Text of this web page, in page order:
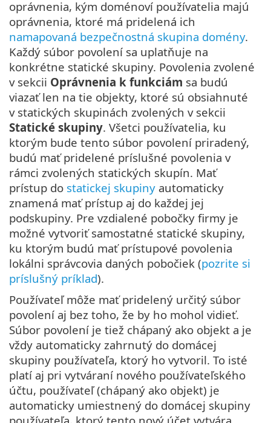
oprávnenia, kým doménoví používatelia majú
oprávnenia, ktoré má pridelená ich
namapovaná bezpečnostná skupina domény.
Každý súbor povolení sa uplatňuje na
konkrétne statické skupiny. Povolenia zvolené
v sekcii Oprávnenia k funkciám sa budú
viazať len na tie objekty, ktoré sú obsiahnuté
v statických skupinách zvolených v sekcii
Statické skupiny. Všetci používatelia, ku
ktorým bude tento súbor povolení priradený,
budú mať pridelené príslušné povolenia v
rámci zvolených statických skupín. Mať
prístup do statickej skupiny automaticky
znamená mať prístup aj do každej jej
podskupiny. Pre vzdialené pobočky firmy je
možné vytvoriť samostatné statické skupiny,
ku ktorým budú mať prístupové povolenia
lokálni správcovia daných pobočiek (pozrite si
príslušný príklad).
Používateľ môže mať pridelený určitý súbor
povolení aj bez toho, že by ho mohol vidieť.
Súbor povolení je tiež chápaný ako objekt a je
vždy automaticky zahrnutý do domácej
skupiny používateľa, ktorý ho vytvoril. To isté
platí aj pri vytváraní nového používateľského
účtu, používateľ (chápaný ako objekt) je
automaticky umiestnený do domácej skupiny